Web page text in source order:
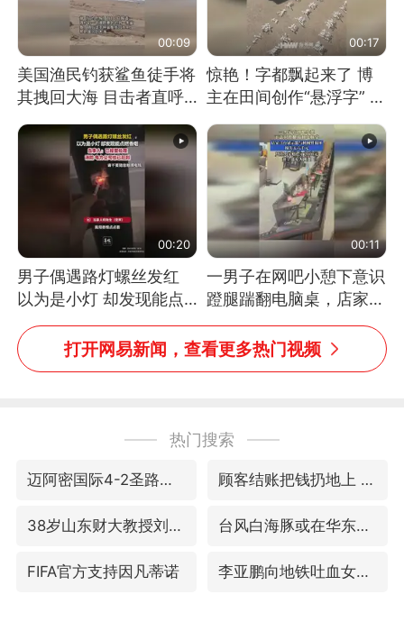
00:09
美国渔民钓获鲨鱼徒手将
其拽回大海 目击者直呼
震惊 （视频来源：参考
消息）
00:17
惊艳！字都飘起来了 博
主在田间创作“悬浮字” 网
友：真·裸眼3D！
00:20
男子偶遇路灯螺丝发红
以为是小灯 却发现能点
燃香烟 当事人：已报警
处理
00:11
一男子在网吧小憩下意识
蹬腿踹翻电脑桌，店家3
台显示器与机械臂损坏
打开网易新闻，查看更多热门视频
热门搜索
迈阿密国际4-2圣路易斯 顾客结账把钱扔地上 服务员霸气扔回
38岁山东财大教授刘海明逝世 台风白海豚或在华东沿海登陆
FIFA官方支持因凡蒂诺 李亚鹏向地铁吐血女孩捐99999元